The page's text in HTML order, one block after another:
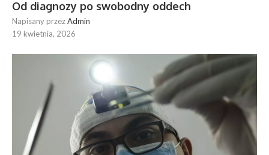
Od diagnozy po swobodny oddech
Napisany przezAdmin
19 kwietnia, 2026